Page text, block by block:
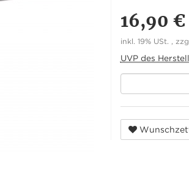
16,90 €
inkl. 19% USt. ,
UVP des